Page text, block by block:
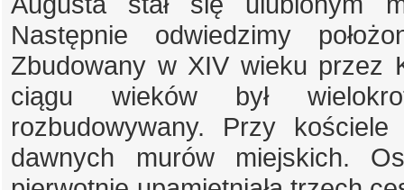
Następnie odwiedzimy
Zbudowany w XIV wieku przez
ciągu wieków był
rozbudowywany. Przy
dawnych murów miejskich.